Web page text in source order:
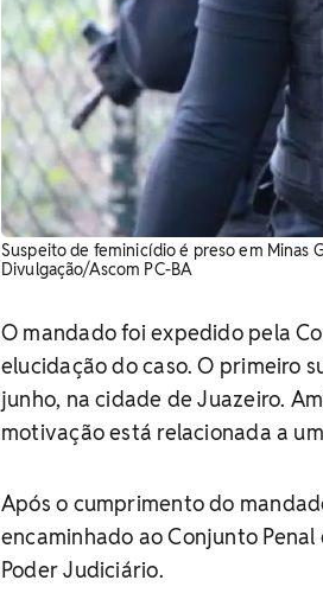
Suspeito de feminicídio é preso em Minas
Divulgação/Ascom PC-BA
O mandado foi expedido pela
elucidação do caso. O primeiro
junho, na cidade de Juazeiro.
motivação está relacionada a
Após o cumprimento do
encaminhado ao Conjunto
Poder Judiciário.